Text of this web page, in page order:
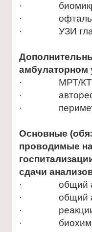
·
·
· УЗИ
амбулаторном
· МРТ/КТ
·
·
Основные
проводимые
сдачи
· общий
· общий
· реакции
·